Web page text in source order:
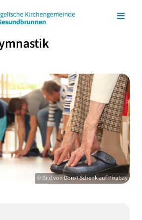
© Bild von DoroT Schenk auf Pixabay